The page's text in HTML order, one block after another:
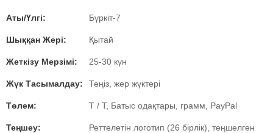
Аты/Үлгі: Бүркіт-7
Шыққан Жері: Қытай
Жеткізу Мерзімі: 25-30 күн
Жүк Тасымалдау: Теңіз, жер жүктері
Төлем: T / T, Батыс одақтары, грамм, PayPal
Теңшеу:
Реттелетін логотип (26 бірлік), теңшелген